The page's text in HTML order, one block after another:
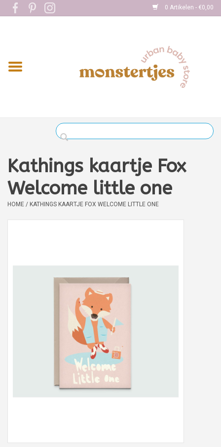
0 Artikelen - €0,00
Home
Kleding
Verzorging
Boekjes
Kathings kaartje Fox
Welcome little one
HOME / KATHINGS KAARTJE FOX WELCOME LITTLE ONE